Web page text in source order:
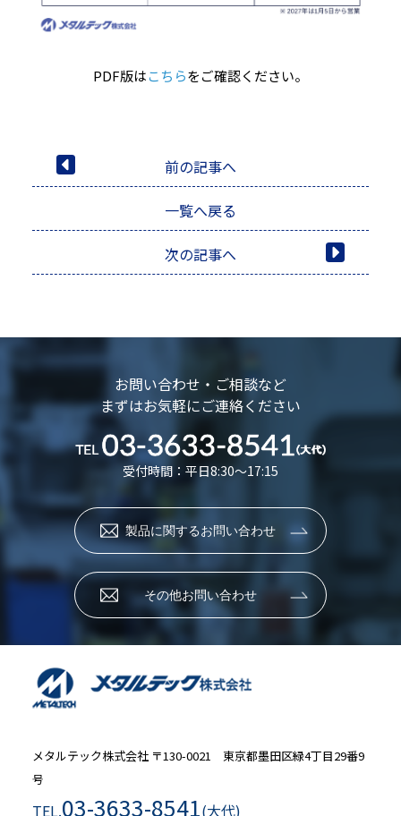
PDF版はこちらをご確認ください。
前の記事へ
一覧へ戻る
次の記事へ
お問い合わせ・ご相談など
まずはお気軽にご連絡ください
受付時間：平日8:30～17:15
製品に関するお問い合わせ
その他お問い合わせ
メタルテック株式会社〒130-0021 東京都墨田区緑4丁目29番9
号
TEL.03-3633-8541(大代)